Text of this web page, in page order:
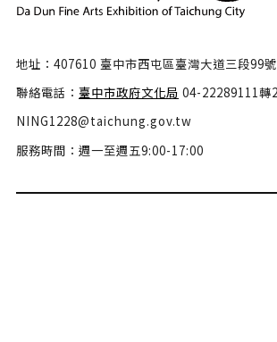
地址：407610 臺中市西屯區臺灣大道三段99
聯絡電話： 臺中市政府文化局 04-22289111轉
NING1228@taichung.gov.tw
服務時間：週一至週五9:00-17:00